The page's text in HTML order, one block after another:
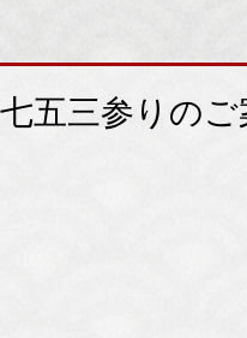
五三参りのご